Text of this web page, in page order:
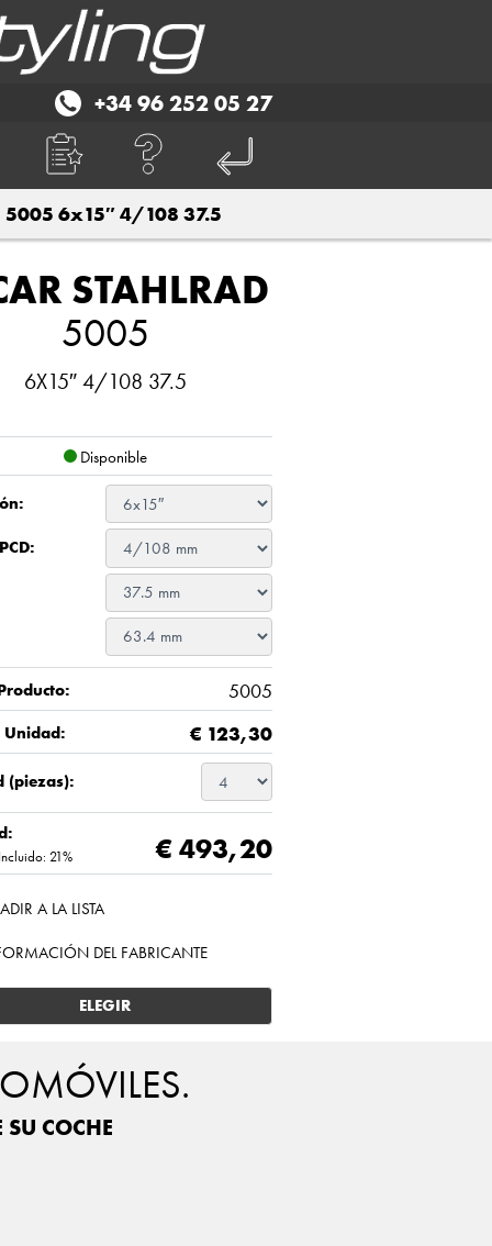
+34 96 252 05 27
5005 6x15″ 4/108 37.5
STAHLRAD
5005
6X15″ 4/108 37.5
Disponible
5005
€ 123,30
(piezas):
21% € 493,20
A LA LISTA
DEL FABRICANTE
ELEGIR
COCHE